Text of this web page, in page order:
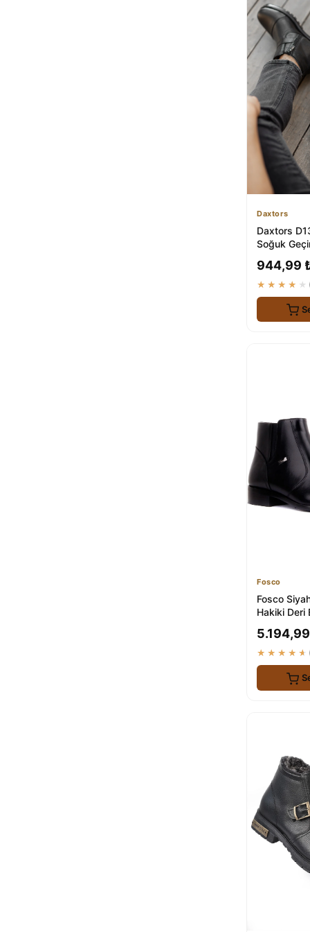
Daxtors
Daxtors
Soğuk
944,99
★★★★★
Fosco
Fosco
Hakiki Deri
★★★★★